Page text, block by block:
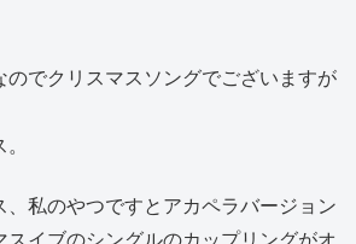
のでクリスマスソングでございますが
、私のやつですとアカペラバージョン